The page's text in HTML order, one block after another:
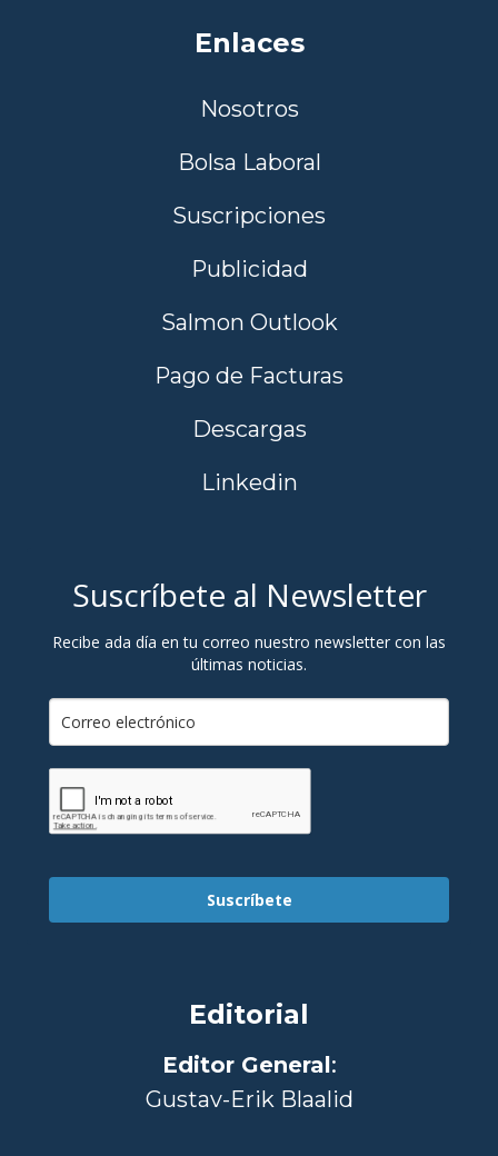
Enlaces
Nosotros
Bolsa Laboral
Suscripciones
Publicidad
Salmon Outlook
Pago de Facturas
Descargas
Linkedin
Suscríbete al Newsletter
Recibe ada día en tu correo nuestro newsletter con las
últimas noticias.
Suscríbete
Editorial
Editor General:
Gustav-Erik Blaalid